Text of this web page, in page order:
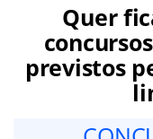
Quer
previstos